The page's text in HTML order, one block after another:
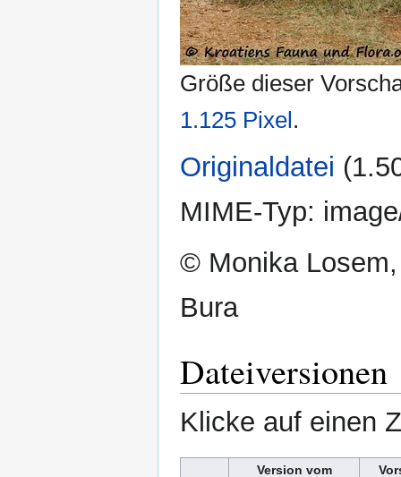
Größe dieser
1.125 Pixel.
Originaldatei
MIME-Typ:
© Monika
Bura
Dateiversionen
Klicke auf einen
Version vom